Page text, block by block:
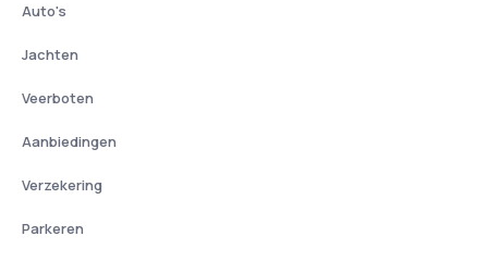
Auto's
Jachten
Veerboten
Aanbiedingen
Verzekering
Parkeren